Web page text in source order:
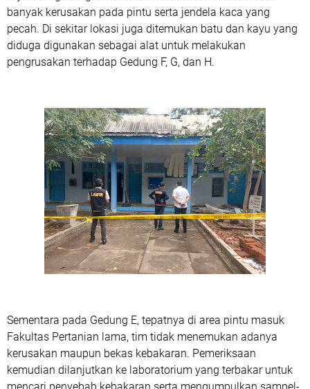
banyak kerusakan pada pintu serta jendela kaca yang
pecah. Di sekitar lokasi juga ditemukan batu dan kayu yang
diduga digunakan sebagai alat untuk melakukan
pengrusakan terhadap Gedung F, G, dan H.
Sementara pada Gedung E, tepatnya di area pintu masuk
Fakultas Pertanian lama, tim tidak menemukan adanya
kerusakan maupun bekas kebakaran. Pemeriksaan
kemudian dilanjutkan ke laboratorium yang terbakar untuk